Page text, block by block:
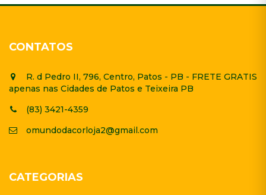
CONTATOS
R. d Pedro II, 796, Centro, Patos - PB - FRETE GRATIS
apenas nas Cidades de Patos e Teixeira PB
(83) 3421-4359
omundodacorloja2@gmail.com
CATEGORIAS